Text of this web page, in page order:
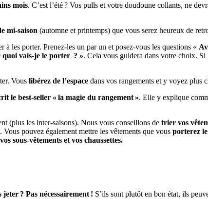
mois. C’est l’été ? Vos pulls et votre doudoune collants, ne
mi-saison (automne et printemps) que vous serez heureux de
les porter. Prenez-les un par un et posez-vous les questions «
quoi vais-je le porter ? ». Cela vous guidera dans votre choix.
Vous libérez de l’espace dans vos rangements et y voyez plus
le best-seller « la magie du rangement ». Elle y explique
(plus les inter-saisons). Nous vous conseillons de trier vos
pouvez également mettre les vêtements que vous porterez
sous-vêtements et vos chaussettes.
? Pas nécessairement ! S’ils sont plutôt en bon état, ils